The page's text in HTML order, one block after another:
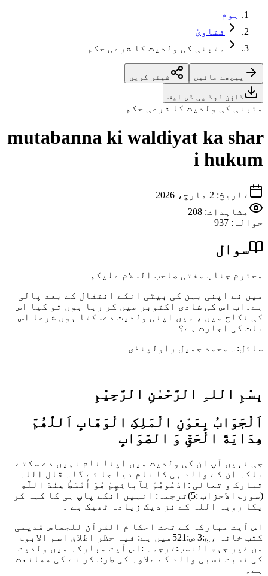
ہوم
فتاویٰ
متبنی کی ولدیت کا شرعی حکم
پیچھے جائیں شیئر کریں
ڈاؤن لوڈ پی ڈی ایف
متبنی کی ولدیت کا شرعی حکم
mutabanna ki waldiyat ka shar
i hukum
تاریخ: 2 مارچ، 2026
مشاہدات: 208
حوالہ :
937
سوال
محترم جناب مفتی صاحب السلام علیکم
میں نے اپنی بہن کی بیٹی انکے انتقال کے بعد پالی
ہے۔اب اس کی شادی اکتوبر میں کر رہا ہوں تو کیا اس
کی نکاح میں ، میں اپنی ولدیت دےسکتا ہوں شرعا اس
بات کی اجازت ہے؟
سائل:۔ محمد جمیل راولپنڈی
بِسْمِ اللہِ الرَّحْمٰنِ الرَّحِيْمِ
اَلْجَوَابُ بِعَوْنِ الْمَلِکِ الْوَھَّابِ اَللّٰھُمَّ
ھِدَايَةَ الْحَقِّ وَ الصَّوَابِ
جی نہیں آپ ان کی ولدیت میں اپنا نام نہیں دے سکتے
بلکہ ان کے والد ہی کا نام دیا جا ئے گا۔ قال اللہ
تبارک و تعالی : ادْعُوهُمْ لِآبائِهِمْ هُوَ أَقْسَطُ عِنْدَ اللَّهِ
(سورۃالاحزاب :5)
ترجمہ: انہیں انکے پاپ ہی کا کہہ کر
پکا رویہ اللہ کے نز دیک زیادہ ٹھیک ہے ۔
اس آیت مبارکہ کے تحت احکا م القرآن للجصاص قدیمی
کتب خانہ ،ج:3 ص:521میں ہے:
فیہ حظر اطلاق اسم الابوۃ
من غیر جہۃ النسب: ترجمہ :اس آیت مبارکہ میں ولدیت
کی نسبت نسبی والد کے علاوہ کی طرف کر نے کی ممانعت
ہے۔